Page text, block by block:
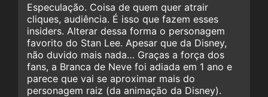
Especulação. Coisa de quem quer atrair
cliques, audiência. É isso que fazem esses
insiders. Alterar dessa forma o personagem
favorito do Stan Lee. Apesar que da Disney,
não duvido mais nada… Graças a força dos
fans, a Branca de Neve foi adiada em 1 ano e
parece que vai se aproximar mais do
personagem raiz (da animação da Disney).